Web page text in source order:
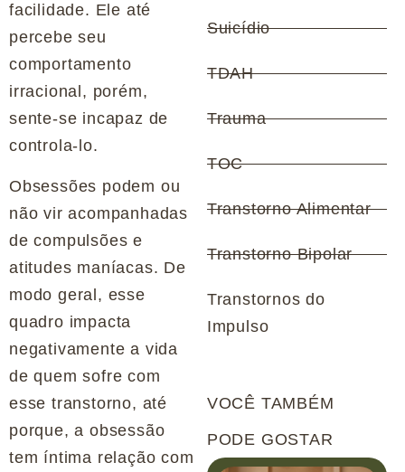
facilidade. Ele até
percebe seu
comportamento
irracional, porém,
sente-se incapaz de
controla-lo.
Obsessões podem ou
não vir acompanhadas
de compulsões e
atitudes maníacas. De
modo geral, esse
quadro impacta
negativamente a vida
de quem sofre com
esse transtorno, até
porque, a obsessão
tem íntima relação com
Suicídio
TDAH
Trauma
TOC
Transtorno Alimentar
Transtorno Bipolar
Transtornos do
Impulso
VOCÊ TAMBÉM
PODE GOSTAR